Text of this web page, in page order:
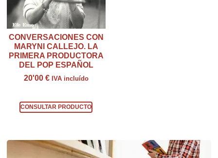
CONVERSACIONES CON
MARYNI CALLEJO. LA
PRIMERA PRODUCTORA
DEL POP ESPAÑOL
20'00 € IVA incluído
CONSULTAR PRODUCTO